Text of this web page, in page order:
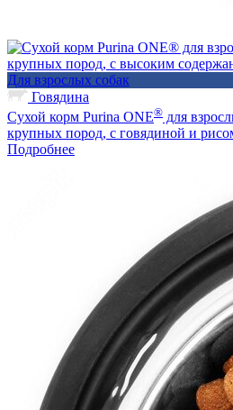
Для взрослых собак
Говядина
Сухой корм Purina ONE® для
крупных пород, с говядиной и
Подробнее